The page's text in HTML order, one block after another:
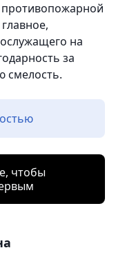
на
за
смелость.
чтобы